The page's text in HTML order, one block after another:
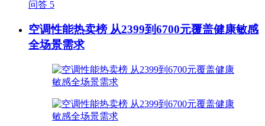
问答 5
空调性能热卖榜 从2399到6700元覆盖健康敏感
全场景需求